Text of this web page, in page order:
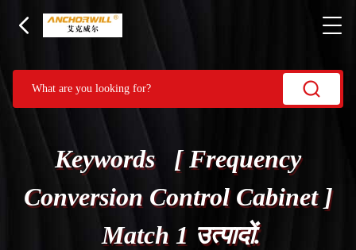
Keywords [ Frequency
Conversion Control Cabinet ]
Match 1 उत्पादों.